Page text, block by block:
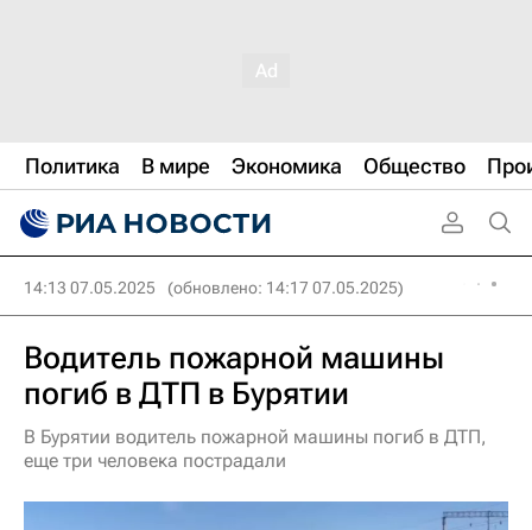
Политика В мире Экономика Общество
14:13 07.05.2025 (обновлено: 14:17 07.05.2025)
Водитель пожарной машины
погиб в ДТП в Бурятии
В Бурятии водитель пожарной машины погиб в ДТП,
еще три человека пострадали